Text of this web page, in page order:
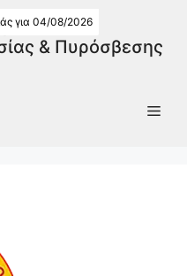
& Πυρόσβεσης
για 04/08/2026